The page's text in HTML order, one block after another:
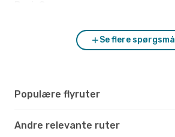
Se flere spørgsmål
Populære flyruter
Andre relevante ruter